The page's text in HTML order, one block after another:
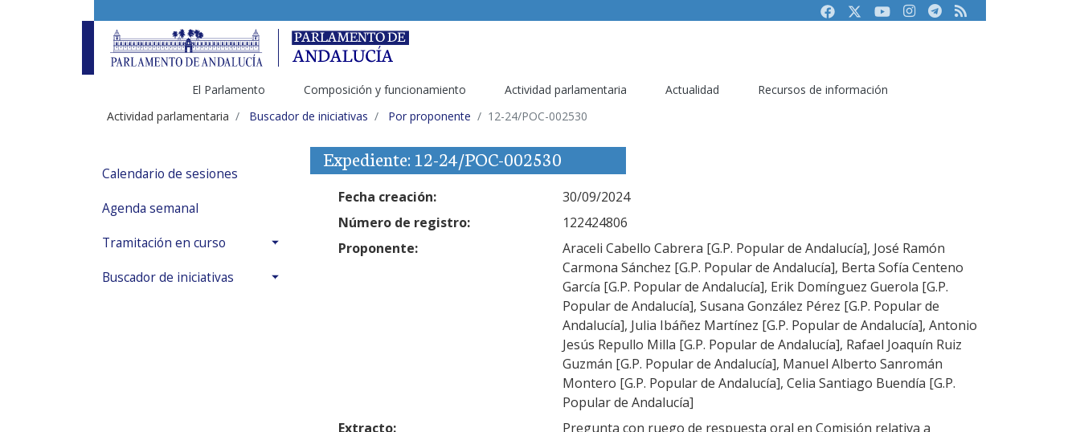
FacebookTwitterYoutubeInstagram
Telegram
RSS
El Parlamento Composición y funcionamiento Actividad parlamentaria Actualidad
Recursos de información
Actividad parlamentaria
Buscador de iniciativas Por proponente 12-24/POC-002530
Calendario de sesiones
Agenda semanal
Tramitación en curso
Buscador de iniciativas
Expediente: 12-24/POC-002530
Fecha creación:
30/09/2024
Número de registro:
122424806
Proponente:
Araceli Cabello Cabrera [G.P. Popular de Andalucía], José Ramón
Carmona Sánchez [G.P. Popular de Andalucía], Berta Sofía Centeno
García [G.P. Popular de Andalucía], Erik Domínguez Guerola [G.P.
Popular de Andalucía], Susana González Pérez [G.P. Popular de
Andalucía], Julia Ibáñez Martínez [G.P. Popular de Andalucía], Antonio
Jesús Repullo Milla [G.P. Popular de Andalucía], Rafael Joaquín Ruiz
Guzmán [G.P. Popular de Andalucía], Manuel Alberto Sanromán
Montero [G.P. Popular de Andalucía], Celia Santiago Buendía [G.P.
Popular de Andalucía]
Extracto:
Pregunta con ruego de respuesta oral en Comisión relativa a